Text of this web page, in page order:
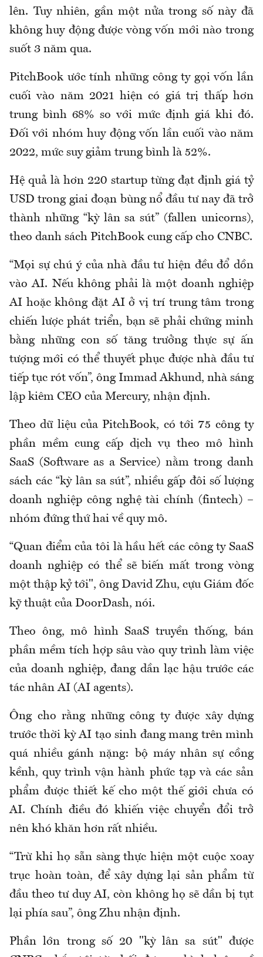
lên. Tuy nhiên, gần một nửa trong số này đã
không huy động được vòng vốn mới nào trong
suốt 3 năm qua.
PitchBook ước tính những công ty gọi vốn lần
cuối vào năm 2021 hiện có giá trị thấp hơn
trung bình 68% so với mức định giá khi đó.
Đối với nhóm huy động vốn lần cuối vào năm
2022, mức suy giảm trung bình là 52%.
Hệ quả là hơn 220 startup từng đạt định giá tỷ
USD trong giai đoạn bùng nổ đầu tư nay đã trở
thành những “kỳ lân sa sút” (fallen unicorns),
theo danh sách PitchBook cung cấp cho CNBC.
“Mọi sự chú ý của nhà đầu tư hiện đều đổ dồn
vào AI. Nếu không phải là một doanh nghiệp
AI hoặc không đặt AI ở vị trí trung tâm trong
chiến lược phát triển, bạn sẽ phải chứng minh
bằng những con số tăng trưởng thực sự ấn
tượng mới có thể thuyết phục được nhà đầu tư
tiếp tục rót vốn”, ông Immad Akhund, nhà sáng
lập kiêm CEO của Mercury, nhận định.
Theo dữ liệu của PitchBook, có tới 75 công ty
phần mềm cung cấp dịch vụ theo mô hình
SaaS (Software as a Service) nằm trong danh
sách các “kỳ lân sa sút”, nhiều gấp đôi số lượng
doanh nghiệp công nghệ tài chính (fintech) –
nhóm đứng thứ hai về quy mô.
“Quan điểm của tôi là hầu hết các công ty SaaS
doanh nghiệp có thể sẽ biến mất trong vòng
một thập kỷ tới", ông David Zhu, cựu Giám đốc
kỹ thuật của DoorDash, nói.
Theo ông, mô hình SaaS truyền thống, bán
phần mềm tích hợp sâu vào quy trình làm việc
của doanh nghiệp, đang dần lạc hậu trước các
tác nhân AI (AI agents).
Ông cho rằng những công ty được xây dựng
trước thời kỳ AI tạo sinh đang mang trên mình
quá nhiều gánh nặng: bộ máy nhân sự cồng
kềnh, quy trình vận hành phức tạp và các sản
phẩm được thiết kế cho một thế giới chưa có
AI. Chính điều đó khiến việc chuyển đổi trở
nên khó khăn hơn rất nhiều.
“Trừ khi họ sẵn sàng thực hiện một cuộc xoay
trục hoàn toàn, để xây dựng lại sản phẩm từ
đầu theo tư duy AI, còn không họ sẽ dần bị tụt
lại phía sau”, ông Zhu nhận định.
Phần lớn trong số 20 "kỳ lân sa sút" được